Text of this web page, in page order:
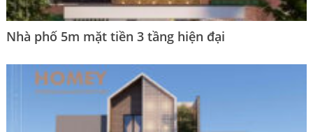
Nhà phố 5m mặt tiền 3 tầng hiện đại